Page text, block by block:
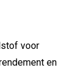
voor
en